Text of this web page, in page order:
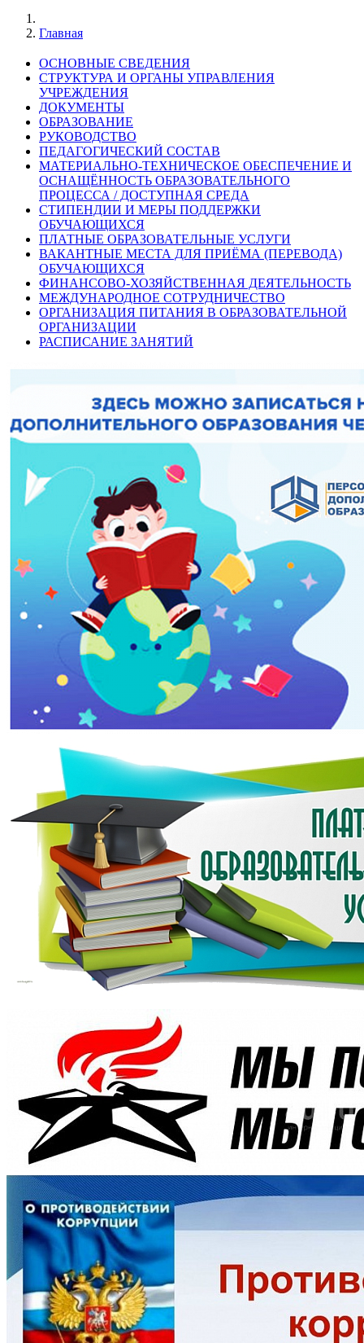
Главная
ОСНОВНЫЕ СВЕДЕНИЯ
СТРУКТУРА И ОРГАНЫ УПРАВЛЕНИЯ
УЧРЕЖДЕНИЯ
ДОКУМЕНТЫ
ОБРАЗОВАНИЕ
РУКОВОДСТВО
ПЕДАГОГИЧЕСКИЙ СОСТАВ
МАТЕРИАЛЬНО-ТЕХНИЧЕСКОЕ ОБЕСПЕЧЕНИЕ И
ОСНАЩЁННОСТЬ ОБРАЗОВАТЕЛЬНОГО
ПРОЦЕССА / ДОСТУПНАЯ СРЕДА
СТИПЕНДИИ И МЕРЫ ПОДДЕРЖКИ
ОБУЧАЮЩИХСЯ
ПЛАТНЫЕ ОБРАЗОВАТЕЛЬНЫЕ УСЛУГИ
ВАКАНТНЫЕ МЕСТА ДЛЯ ПРИЁМА (ПЕРЕВОДА)
ОБУЧАЮЩИХСЯ
ФИНАНСОВО-ХОЗЯЙСТВЕННАЯ ДЕЯТЕЛЬНОСТЬ
МЕЖДУНАРОДНОЕ СОТРУДНИЧЕСТВО
ОРГАНИЗАЦИЯ ПИТАНИЯ В ОБРАЗОВАТЕЛЬНОЙ
ОРГАНИЗАЦИИ
РАСПИСАНИЕ ЗАНЯТИЙ